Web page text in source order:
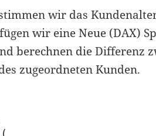
wir das
wir eine Neue (DAX)
berechnen die Differenz
zugeordneten Kunden.
(